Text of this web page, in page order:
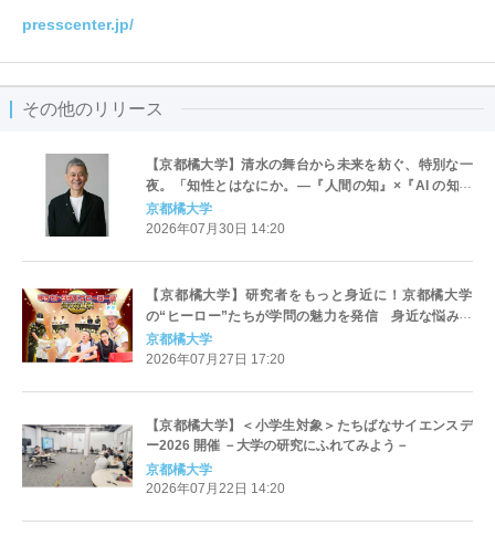
presscenter.jp/
その他のリリース
【京都橘大学】清水の舞台から未来を紡ぐ、特別な一
夜。「知性とはなにか。―『人間の知』×『AI の知』
×『仏教の知』から考える―」京都橘大学 新学部新学
科開設記念講演会「文化交響Vol.6」開催
京都橘大学
2026年07月30日 14:20
【京都橘大学】研究者をもっと身近に！京都橘大学
の“ヒーロー”たちが学問の魅力を発信 身近な悩みに
専門分野の視点から解決に挑む動画を配信
京都橘大学
2026年07月27日 17:20
【京都橘大学】＜小学生対象＞たちばなサイエンスデ
ー2026 開催 －大学の研究にふれてみよう－
京都橘大学
2026年07月22日 14:20